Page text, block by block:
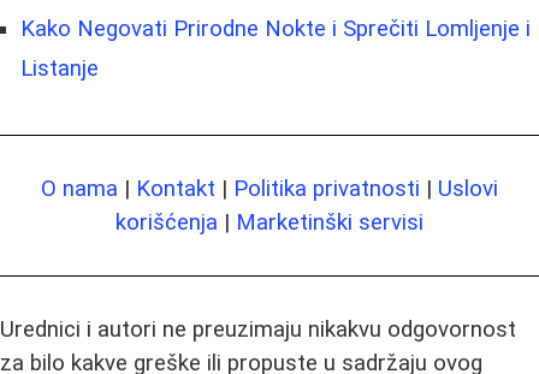
Kako Negovati Prirodne Nokte i Sprečiti Lomljenje i
Listanje
O nama | Kontakt | Politika privatnosti | Uslovi
korišćenja | Marketinški servisi
Urednici i autori ne preuzimaju nikakvu odgovornost
za bilo kakve greške ili propuste u sadržaju ovog